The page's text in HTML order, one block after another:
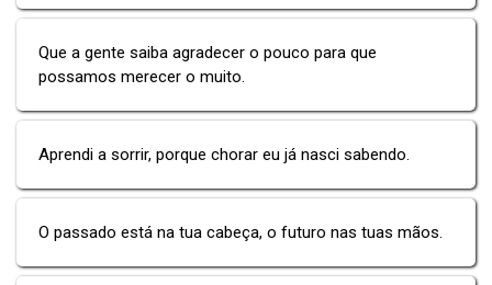
Que a gente saiba agradecer o pouco para que
possamos merecer o muito.
Aprendi a sorrir, porque chorar eu já nasci sabendo.
O passado está na tua cabeça, o futuro nas tuas mãos.